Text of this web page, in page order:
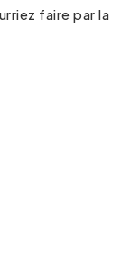
faire par la